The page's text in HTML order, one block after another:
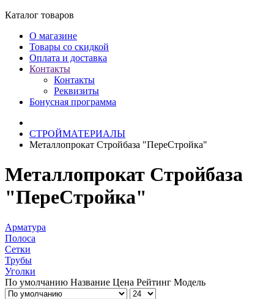
Каталог товаров
О магазине
Товары со скидкой
Оплата и доставка
Контакты
Контакты
Реквизиты
Бонусная программа
СТРОЙМАТЕРИАЛЫ
Металлопрокат Стройбаза "ПереСтройка"
Металлопрокат Стройбаза
"ПереСтройка"
Арматура
Полоса
Сетки
Трубы
Уголки
По умолчанию Название Цена Рейтинг Модель